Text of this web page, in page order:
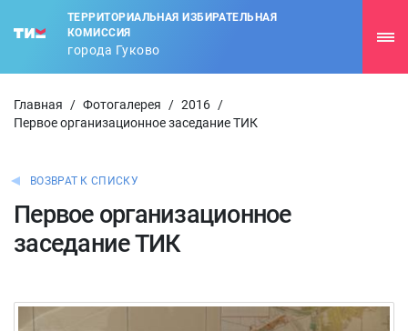
ТЕРРИТОРИАЛЬНАЯ ИЗБИРАТЕЛЬНАЯ
КОМИССИЯ
города Гуково
Главная / Фотогалерея / 2016 /
Первое организационное заседание ТИК
ВОЗВРАТ К СПИСКУ
Первое организационное
заседание ТИК